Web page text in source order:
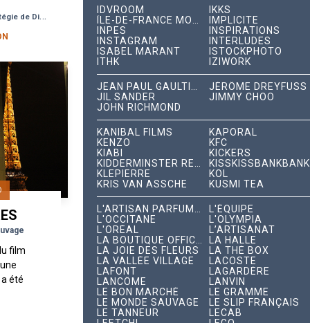
de
de Différenciation
film
été
IDVROOM
IKKS
IMPLICITE
INPES
INSPIRATIONS
INSTAGRAM
INTERLUDES
ISABEL MARANT
ISTOCKPHOTO
ITHK
IZIWORK
JÉRÔME DREYFUSS
JIL SANDER
JIMMY CHOO
JOHN RICHMOND
KANIBAL FILMS
KAPORAL
KENZO
KFC
KIABI
KICKERS
KISSKISSBANKBANK
KLEPIERRE
KOL
KRIS VAN ASSCHE
KUSMI TEA
L'ÉQUIPE
L'OCCITANE
L'OLYMPIA
L'ORÉAL
L’ARTISANAT
LA HALLE
LA JOIE DES FLEURS
LA THÉ BOX
LA VALLÉE VILLAGE
LACOSTE
LAFONT
LAGARDÈRE
LANCÔME
LANVIN
LE BON MARCHÉ
LE GRAMME
LE MONDE SAUVAGE
LE SLIP FRANÇAIS
LE TANNEUR
LECAB